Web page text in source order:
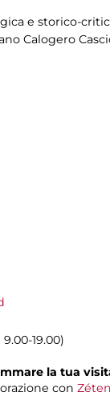
e storico-
Cascio
19.00)
la tua
con